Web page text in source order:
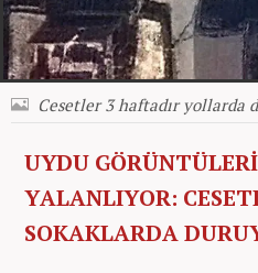
Cesetler 3 haftadır yollarda
UYDU
YALANLIYOR:
SOKAKLARDA